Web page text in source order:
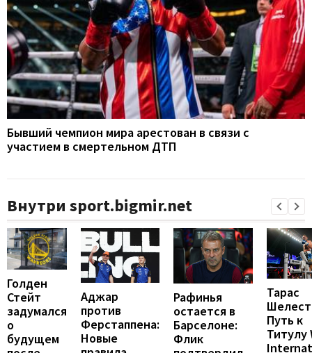
Бывший чемпион мира арестован в связи с
участием в смертельном ДТП
Внутри sport.bigmir.net
Голден
Стейт
задумался
о
будущем
Аджар
против
Ферстаппена:
Новые
Рафинья
остается в
Барселоне:
Флик
Тарас
Путь к
Титулу